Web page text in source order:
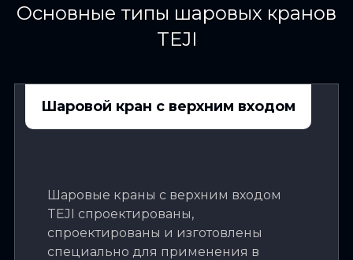
Основные типы шаровых кранов
TEJI
Шаровой кран с верхним входом
Шаровые краны с верхним входом
TEJI спроектированы,
спроектированы и изготовлены
специально для применения в